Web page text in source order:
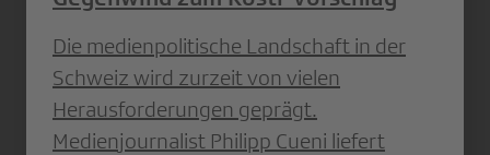
Die medienpolitische Landschaft in der
Schweiz wird zurzeit von vielen
Herausforderungen geprägt.
Medienjournalist Philipp Cueni liefert